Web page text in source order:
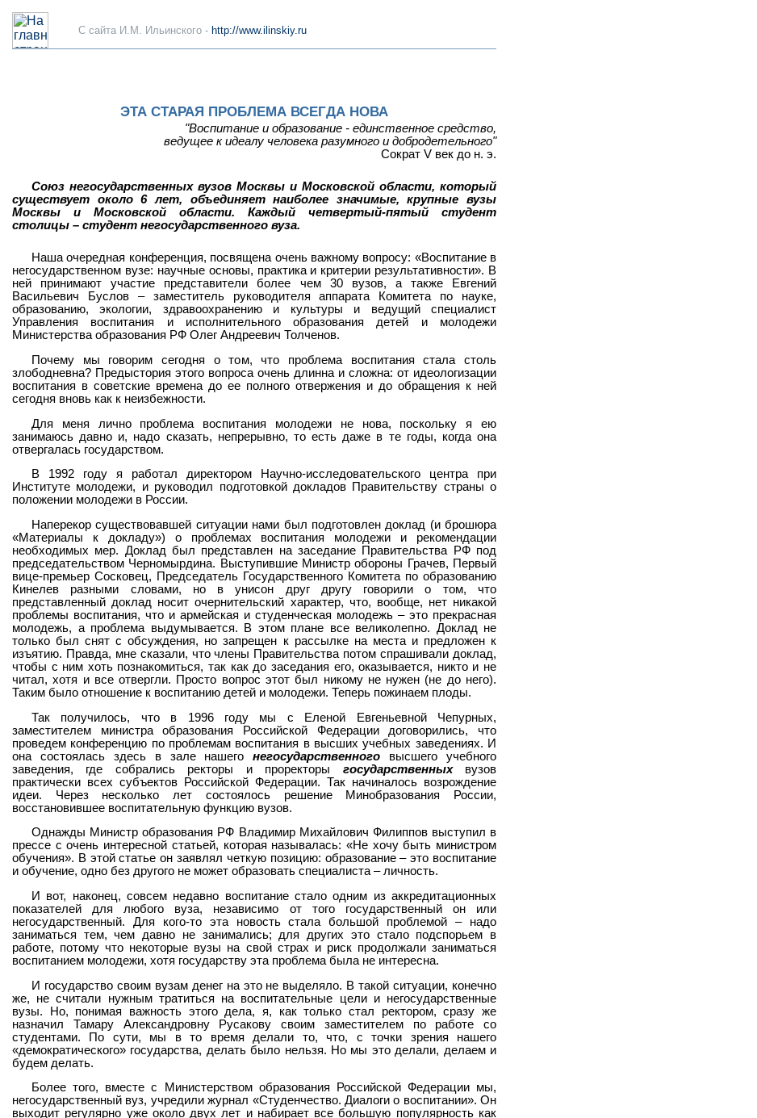
C сайта И.М. Ильинского - http://www.ilinskiy.ru
ЭТА СТАРАЯ ПРОБЛЕМА ВСЕГДА НОВА
"Воспитание и образование - единственное средство,
ведущее к идеалу человека разумного и добродетельного"
Сократ V век до н. э.
Союз негосударственных вузов Москвы и Московской области, который
существует около 6 лет, объединяет наиболее значимые, крупные вузы
Москвы и Московской области. Каждый четвертый-пятый студент
столицы – студент негосударственного вуза.
Наша очередная конференция, посвящена очень важному вопросу: «Воспитание в
негосударственном вузе: научные основы, практика и критерии результативности». В
ней принимают участие представители более чем 30 вузов, а также Евгений
Васильевич Буслов – заместитель руководителя аппарата Комитета по науке,
образованию, экологии, здравоохранению и культуры и ведущий специалист
Управления воспитания и исполнительного образования детей и молодежи
Министерства образования РФ Олег Андреевич Толченов.
Почему мы говорим сегодня о том, что проблема воспитания стала столь
злободневна? Предыстория этого вопроса очень длинна и сложна: от идеологизации
воспитания в советские времена до ее полного отвержения и до обращения к ней
сегодня вновь как к неизбежности.
Для меня лично проблема воспитания молодежи не нова, поскольку я ею
занимаюсь давно и, надо сказать, непрерывно, то есть даже в те годы, когда она
отвергалась государством.
В 1992 году я работал директором Научно-исследовательского центра при
Институте молодежи, и руководил подготовкой докладов Правительству страны о
положении молодежи в России.
Наперекор существовавшей ситуации нами был подготовлен доклад (и брошюра
«Материалы к докладу») о проблемах воспитания молодежи и рекомендации
необходимых мер. Доклад был представлен на заседание Правительства РФ под
председательством Черномырдина. Выступившие Министр обороны Грачев, Первый
вице-премьер Сосковец, Председатель Государственного Комитета по образованию
Кинелев разными словами, но в унисон друг другу говорили о том, что
представленный доклад носит очернительский характер, что, вообще, нет никакой
проблемы воспитания, что и армейская и студенческая молодежь – это прекрасная
молодежь, а проблема выдумывается. В этом плане все великолепно. Доклад не
только был снят с обсуждения, но запрещен к рассылке на места и предложен к
изъятию. Правда, мне сказали, что члены Правительства потом спрашивали доклад,
чтобы с ним хоть познакомиться, так как до заседания его, оказывается, никто и не
читал, хотя и все отвергли. Просто вопрос этот был никому не нужен (не до него).
Таким было отношение к воспитанию детей и молодежи. Теперь пожинаем плоды.
Так получилось, что в 1996 году мы с Еленой Евгеньевной Чепурных,
заместителем министра образования Российской Федерации договорились, что
проведем конференцию по проблемам воспитания в высших учебных заведениях. И
она состоялась здесь в зале нашегонегосударственного высшего учебного
заведения, где собрались ректоры и проректоры государственныхвузов
практически всех субъектов Российской Федерации. Так начиналось возрождение
идеи. Через несколько лет состоялось решение Минобразования России,
восстановившее воспитательную функцию вузов.
Однажды Министр образования РФ Владимир Михайлович Филиппов выступил в
прессе с очень интересной статьей, которая называлась: «Не хочу быть министром
обучения». В этой статье он заявлял четкую позицию: образование – это воспитание
и обучение, одно без другого не может образовать специалиста – личность.
И вот, наконец, совсем недавно воспитание стало одним из аккредитационных
показателей для любого вуза, независимо от того государственный он или
негосударственный. Для кого-то эта новость стала большой проблемой – надо
заниматься тем, чем давно не занимались; для других это стало подспорьем в
работе, потому что некоторые вузы на свой страх и риск продолжали заниматься
воспитанием молодежи, хотя государству эта проблема была не интересна.
И государство своим вузам денег на это не выделяло. В такой ситуации, конечно
же, не считали нужным тратиться на воспитательные цели и негосударственные
вузы. Но, понимая важность этого дела, я, как только стал ректором, сразу же
назначил Тамару Александровну Русакову своим заместителем по работе со
студентами. По сути, мы в то время делали то, что, с точки зрения нашего
«демократического» государства, делать было нельзя. Но мы это делали, делаем и
будем делать.
Более того, вместе с Министерством образования Российской Федерации мы,
негосударственный вуз, учредили журнал «Студенчество. Диалоги о воспитании». Он
выходит регулярно уже около двух лет и набирает все большую популярность как